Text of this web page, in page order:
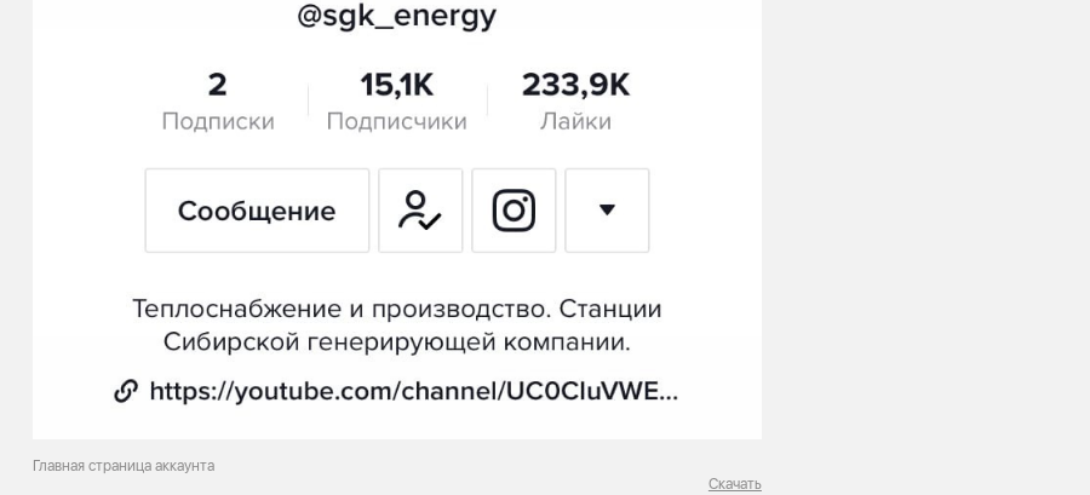
Главная страница аккаунта
Скачать